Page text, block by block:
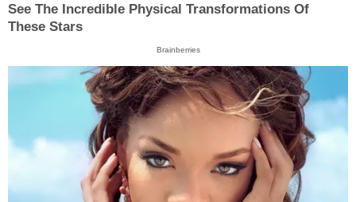
See The Incredible Physical Transformations Of
These Stars
Brainberries